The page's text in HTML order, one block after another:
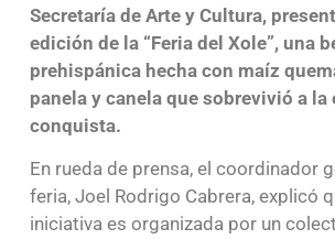
Secretaría de Arte y Cultura,
edición de la “Feria del Xole”, una
prehispánica hecha con maíz
panela y canela que sobrevivió a la
conquista.
En rueda de prensa, el coordinador
feria, Joel Rodrigo Cabrera, explicó
iniciativa es organizada por un